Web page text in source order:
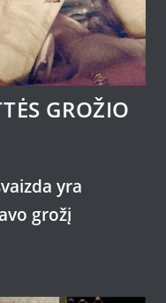
GROŽIO
yra
grožį